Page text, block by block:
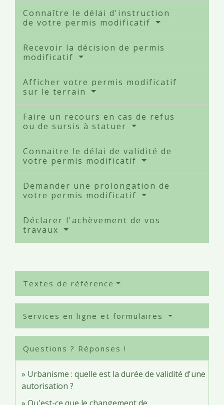
Connaître le délai d'instruction
de votre permis modificatif
Recevoir la décision de permis
modificatif
Afficher votre permis modificatif
sur le terrain
Faire un recours en cas de refus
ou de sursis à statuer
Connaitre le délai de validité de
votre permis modificatif
Demander une prolongation de
votre permis modificatif
Déclarer l'achèvement de vos
travaux
Textes de référence
Services en ligne et formulaires
Questions ? Réponses !
Urbanisme : quelle est la durée de validité d'une
autorisation ?